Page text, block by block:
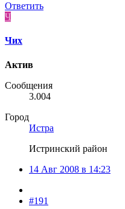
Ответить
Ч
Чих
Актив
Сообщения
3.004
Город
Истра
Истринский район
14 Авг 2008 в 14:23
#191